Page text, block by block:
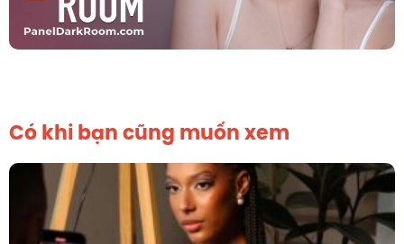
Có khi bạn cũng muốn xem